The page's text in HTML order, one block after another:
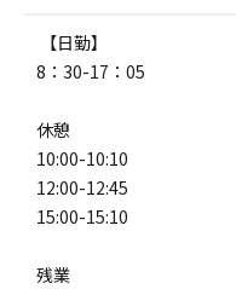
【日勤】
8：30-17：05
休憩
10:00-10:10
12:00-12:45
15:00-15:10
残業